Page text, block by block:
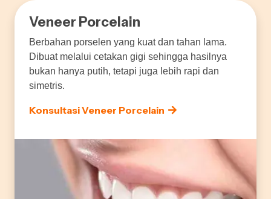
Veneer Porcelain
Berbahan porselen yang kuat dan tahan lama.
Dibuat melalui cetakan gigi sehingga hasilnya
bukan hanya putih, tetapi juga lebih rapi dan
simetris.
Konsultasi Veneer Porcelain